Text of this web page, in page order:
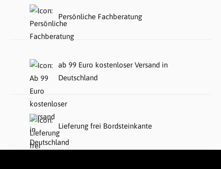
Persönliche Fachberatung
ab 99 Euro kostenloser Versand in
Deutschland
Lieferung frei Bordsteinkante